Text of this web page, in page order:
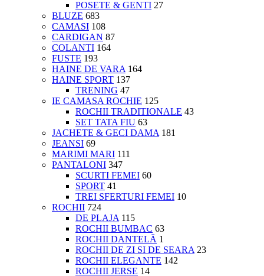
POSETE & GENTI 27
BLUZE 683
CAMASI 108
CARDIGAN 87
COLANTI 164
FUSTE 193
HAINE DE VARA 164
HAINE SPORT 137
TRENING 47
IE CAMASA ROCHIE 125
ROCHII TRADITIONALE 43
SET TATA FIU 63
JACHETE & GECI DAMA 181
JEANSI 69
MARIMI MARI 111
PANTALONI 347
SCURTI FEMEI 60
SPORT 41
TREI SFERTURI FEMEI 10
ROCHII 724
DE PLAJA 115
ROCHII BUMBAC 63
ROCHII DANTELĂ 1
ROCHII DE ZI SI DE SEARA 23
ROCHII ELEGANTE 142
ROCHII JERSE 14